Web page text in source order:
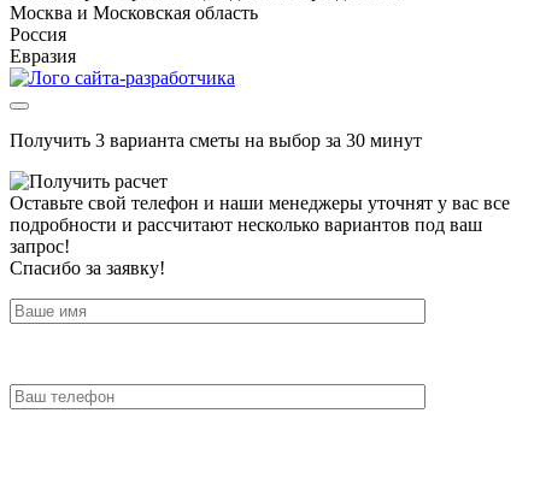
Москва и Московская область
Россия
Евразия
Получить 3 варианта сметы на выбор за 30 минут
Оставьте свой телефон и наши менеджеры уточнят у вас все
подробности и рассчитают несколько вариантов под ваш
запрос!
Спасибо за заявку!